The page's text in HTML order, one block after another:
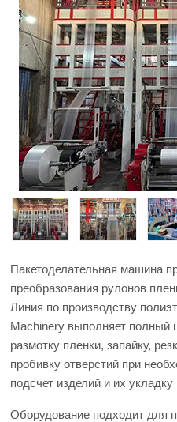
Пакетоделательная машина
преобразования рулонов
Линия по производству
Machinery выполняет полный
размотку пленки, запайку,
пробивку отверстий при
подсчет изделий и их укладку
Оборудование подходит для